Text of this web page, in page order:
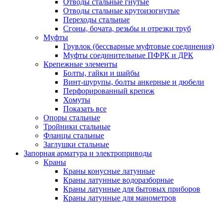
Отводы стальные гнутые
Отводы стальные крутоизогнутые
Переходы стальные
Сгоны, бочата, резьбы и отрезки труб
Муфты
Грувлок (бессварные муфтовые соединения)
Муфты соединительные ПФРК и ДРК
Крепежные элементы
Болты, гайки и шайбы
Винт-шурупы, болты анкерные и дюбели
Перфорированный крепеж
Хомуты
Показать все
Опоры стальные
Тройники стальные
Фланцы стальные
Заглушки стальные
Запорная арматура и электроприводы
Краны
Краны конусные латунные
Краны латунные водоразборные
Краны латунные для бытовых приборов
Краны латунные для манометров